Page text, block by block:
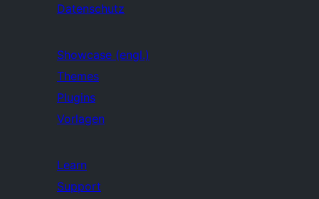
Datenschutz
Showcase (engl.)
Themes
Plugins
Vorlagen
Learn
Support